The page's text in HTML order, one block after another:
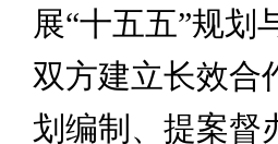
展“十五五”规划
双方建立长效合
划编制、提案督